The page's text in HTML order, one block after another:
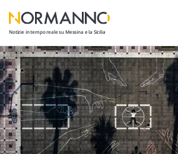
Notizie in tempo reale su Messina e la Sicilia
Attualità
Cronaca
Politica
Cultura